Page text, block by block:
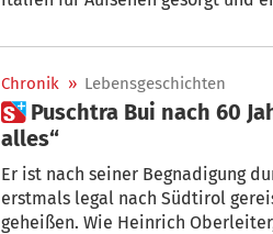
Chronik » Lebensgeschichten
 Puschtra Bui nach 60 Jahren zurück in Südtirol: „Hass zerstört
alles“
Er ist nach seiner Begnadigung
erstmals legal nach Südtirol
geheißen. Wie Heinrich Oberleiter, der